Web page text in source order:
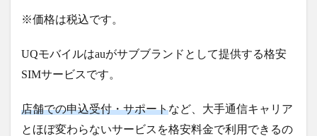
※価格は税込です。
UQモバイルはauがサブブランドとして提供する格安
SIMサービスです。
店舗での申込受付・サポートなど、大手通信キャリア
とほぼ変わらないサービスを格安料金で利用できるの